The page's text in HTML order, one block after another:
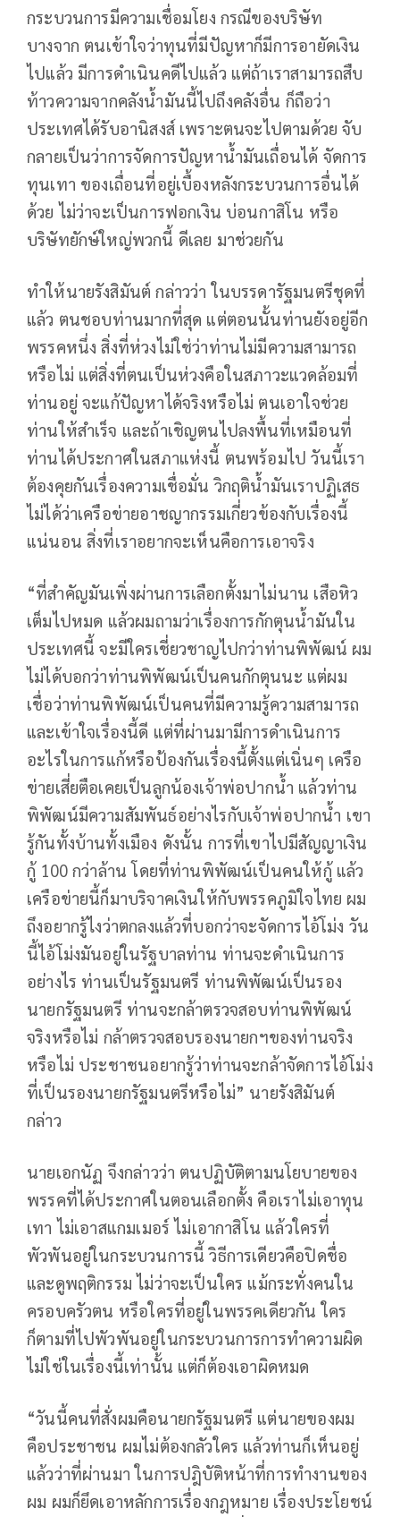
กระบวนการมีความเชื่อมโยง กรณีของบริษัท
บางจาก ตนเข้าใจว่าทุนที่มีปัญหาก็มีการอายัดเงิน
ไปแล้ว มีการดำเนินคดีไปแล้ว แต่ถ้าเราสามารถสืบ
ท้าวความจากคลังน้ำมันนี้ไปถึงคลังอื่น ก็ถือว่า
ประเทศได้รับอานิสงส์ เพราะตนจะไปตามด้วย จับ
กลายเป็นว่าการจัดการปัญหาน้ำมันเถื่อนได้ จัดการ
ทุนเทา ของเถื่อนที่อยู่เบื้องหลังกระบวนการอื่นได้
ด้วย ไม่ว่าจะเป็นการฟอกเงิน บ่อนกาสิโน หรือ
บริษัทยักษ์ใหญ่พวกนี้ ดีเลย มาช่วยกัน
ทำให้นายรังสิมันต์ กล่าวว่า ในบรรดารัฐมนตรีชุดที่
แล้ว ตนชอบท่านมากที่สุด แต่ตอนนั้นท่านยังอยู่อีก
พรรคหนึ่ง สิ่งที่ห่วงไม่ใช่ว่าท่านไม่มีความสามารถ
หรือไม่ แต่สิ่งที่ตนเป็นห่วงคือในสภาวะแวดล้อมที่
ท่านอยู่ จะแก้ปัญหาได้จริงหรือไม่ ตนเอาใจช่วย
ท่านให้สำเร็จ และถ้าเชิญตนไปลงพื้นที่เหมือนที่
ท่านได้ประกาศในสภาแห่งนี้ ตนพร้อมไป วันนี้เรา
ต้องคุยกันเรื่องความเชื่อมั่น วิกฤติน้ำมันเราปฏิเสธ
ไม่ได้ว่าเครือข่ายอาชญากรรมเกี่ยวข้องกับเรื่องนี้
แน่นอน สิ่งที่เราอยากจะเห็นคือการเอาจริง
“ที่สำคัญมันเพิ่งผ่านการเลือกตั้งมาไม่นาน เสือหิว
เต็มไปหมด แล้วผมถามว่าเรื่องการกักตุนน้ำมันใน
ประเทศนี้ จะมีใครเชี่ยวชาญไปกว่าท่านพิพัฒน์ ผม
ไม่ได้บอกว่าท่านพิพัฒน์เป็นคนกักตุนนะ แต่ผม
เชื่อว่าท่านพิพัฒน์เป็นคนที่มีความรู้ความสามารถ
และเข้าใจเรื่องนี้ดี แต่ที่ผ่านมามีการดำเนินการ
อะไรในการแก้หรือป้องกันเรื่องนี้ตั้งแต่เนิ่นๆ เครือ
ข่ายเสี่ยตือเคยเป็นลูกน้องเจ้าพ่อปากน้ำ แล้วท่าน
พิพัฒน์มีความสัมพันธ์อย่างไรกับเจ้าพ่อปากน้ำ เขา
รู้กันทั้งบ้านทั้งเมือง ดังนั้น การที่เขาไปมีสัญญาเงิน
กู้ 100 กว่าล้าน โดยที่ท่านพิพัฒน์เป็นคนให้กู้ แล้ว
เครือข่ายนี้ก็มาบริจาคเงินให้กับพรรคภูมิใจไทย ผม
ถึงอยากรู้ไงว่าตกลงแล้วที่บอกว่าจะจัดการไอ้โม่ง วัน
นี้ไอ้โม่งมันอยู่ในรัฐบาลท่าน ท่านจะดำเนินการ
อย่างไร ท่านเป็นรัฐมนตรี ท่านพิพัฒน์เป็นรอง
นายกรัฐมนตรี ท่านจะกล้าตรวจสอบท่านพิพัฒน์
จริงหรือไม่ กล้าตรวจสอบรองนายกฯของท่านจริง
หรือไม่ ประชาชนอยากรู้ว่าท่านจะกล้าจัดการไอ้โม่ง
ที่เป็นรองนายกรัฐมนตรีหรือไม่” นายรังสิมันต์
กล่าว
นายเอกนัฏ จึงกล่าวว่า ตนปฏิบัติตามนโยบายของ
พรรคที่ได้ประกาศในตอนเลือกตั้ง คือเราไม่เอาทุน
เทา ไม่เอาสแกมเมอร์ ไม่เอากาสิโน แล้วใครที่
พัวพันอยู่ในกระบวนการนี้ วิธีการเดียวคือปิดชื่อ
และดูพฤติกรรม ไม่ว่าจะเป็นใคร แม้กระทั่งคนใน
ครอบครัวตน หรือใครที่อยู่ในพรรคเดียวกัน ใคร
ก็ตามที่ไปพัวพันอยู่ในกระบวนการการทำความผิด
ไม่ใช่ในเรื่องนี้เท่านั้น แต่ก็ต้องเอาผิดหมด
“วันนี้คนที่สั่งผมคือนายกรัฐมนตรี แต่นายของผม
คือประชาชน ผมไม่ต้องกลัวใคร แล้วท่านก็เห็นอยู่
แล้วว่าที่ผ่านมา ในการปฎิบัติหน้าที่การทำงานของ
ผม ผมก็ยึดเอาหลักการเรื่องกฎหมาย เรื่องประโยชน์